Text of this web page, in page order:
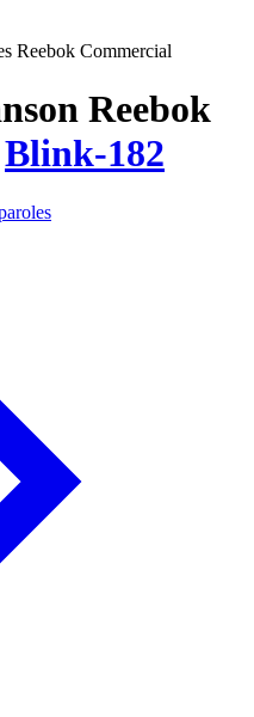
Reebok Commercial
Reebok
Blink-182